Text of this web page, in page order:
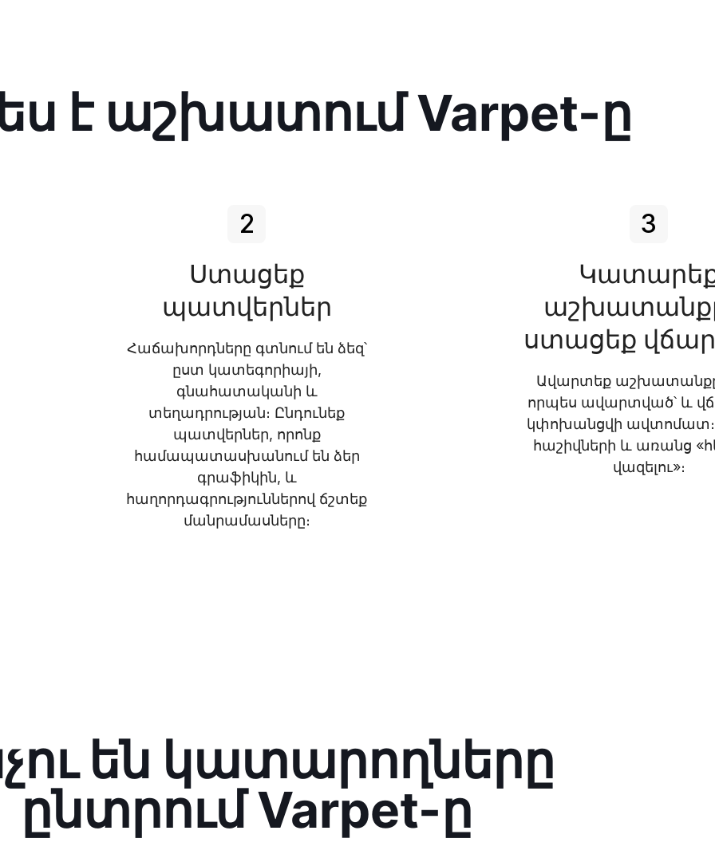
է աշխատում Varpet-ը
2
Ստացեք
պատվերներ
Հաճախորդները գտնում են ձեզ՝
ըստ կատեգորիայի,
գնահատականի և
տեղադրության։ Ընդունեք
պատվերներ, որոնք
համապատասխանում են ձեր
գրաֆիկին, և
հաղորդագրություններով ճշտեք
մանրամասները։
3
ստացեք
Ավարտեք
որպես ավարտված՝ և
կփոխանցվի
հաշիվների և առանց
վազելու»։
են կատարողները
ընտրում Varpet-ը